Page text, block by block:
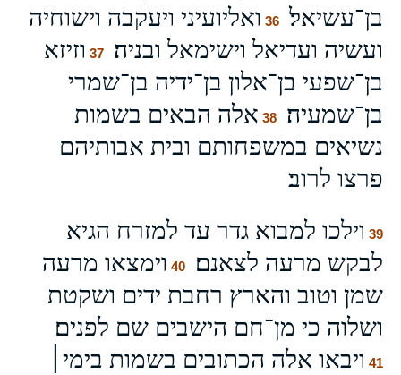
בן־עשיאל׃
36 ואליועיני ויעקבה וישוחיה
ועשיה ועדיאל וישימאל ובניה׃
37 וזיזא
בן־שפעי בן־אלון בן־ידיה בן־שמרי
בן־שמעיה׃
38 אלה הבאים בשמות
נשיאים במשפחותם ובית אבותיהם
פרצו לרוב׃
39 וילכו למבוא גדר עד למזרח הגיא
לבקש מרעה לצאנם׃
40 וימצאו מרעה
שמן וטוב והארץ רחבת ידים ושקטת
ושלוה כי מן־חם הישבים שם לפנים׃
41 ויבאו אלה הכתובים בשמות בימי׀